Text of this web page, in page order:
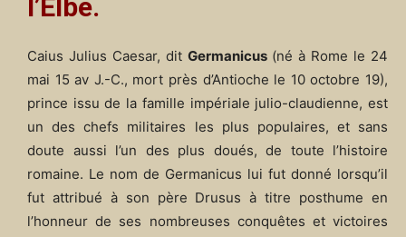
l’Elbe.
Caius Julius Caesar, dit Germanicus(né à Rome le 24
mai 15 av J.-C., mort près d’Antioche le 10 octobre 19),
prince issu de la famille impériale julio-claudienne, est
un des chefs militaires les plus populaires, et sans
doute aussi l’un des plus doués, de toute l’histoire
romaine. Le nom de Germanicus lui fut donné lorsqu’il
fut attribué à son père Drusus à titre posthume en
l’honneur de ses nombreuses conquêtes et victoires